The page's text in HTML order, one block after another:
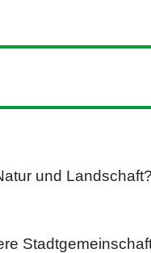
und Landschaft?